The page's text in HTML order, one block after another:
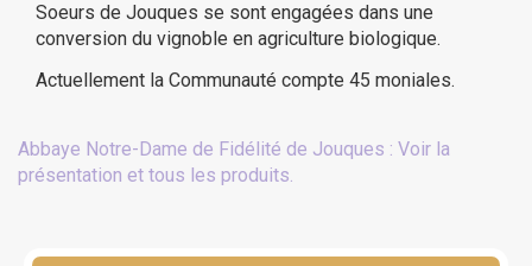
Soeurs de Jouques se sont engagées dans une
conversion du vignoble en agriculture biologique.
Actuellement la Communauté compte 45 moniales.
Abbaye Notre-Dame de Fidélité de Jouques : Voir la
présentation et tous les produits.